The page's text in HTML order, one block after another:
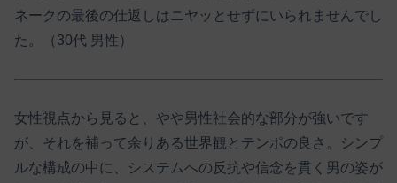
ネークの最後の仕返しはニヤッとせずにいられませんでし
た。（30代 男性）
女性視点から見ると、やや男性社会的な部分が強いです
が、それを補って余りある世界観とテンポの良さ。シンプ
ルな構成の中に、システムへの反抗や信念を貫く男の姿が